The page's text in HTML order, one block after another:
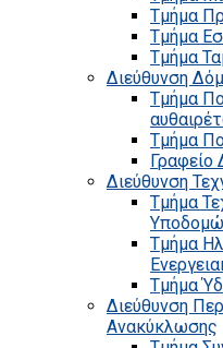
Τμήμα
Τμήμα
Τμήμα
Διεύθυνση
Τμήμα
Τμήμα
Γραφείο
Διεύθυνση
Τμήμα
Τμήμα
Τμήμα
Διεύθυνση
Ανακύκλωσης